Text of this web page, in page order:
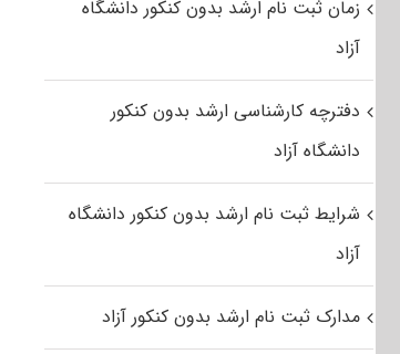
زمان ثبت نام ارشد بدون کنکور دانشگاه
آزاد
دفترچه کارشناسی ارشد بدون کنکور
دانشگاه آزاد
شرایط ثبت نام ارشد بدون کنکور دانشگاه
آزاد
مدارک ثبت نام ارشد بدون کنکور آزاد